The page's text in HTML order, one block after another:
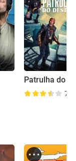
Patrulha do
7.6